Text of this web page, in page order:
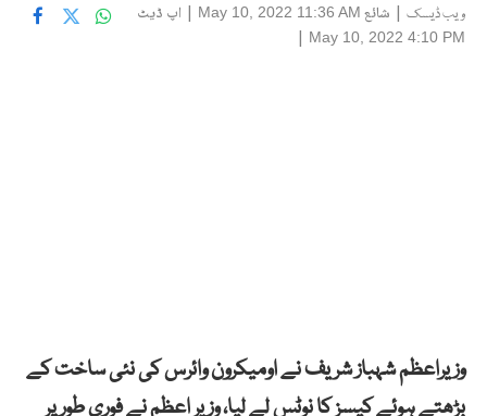
ویب ڈیسک | شائع May 10, 2022 11:36 AM
| اپ ڈیٹ
May 10, 2022 4:10 PM
|
وزیراعظم شہباز شریف نے اومیکرون وائرس کی نئی ساخت کے
بڑھتے ہوئے کیسز کا نوٹس لے لیا، وزیر اعظم نے فوری طور پر